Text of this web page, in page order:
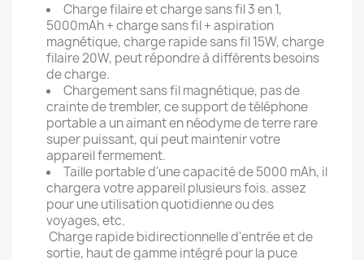
Charge filaire et charge sans fil 3 en 1,
5000mAh + charge sans fil + aspiration
magnétique, charge rapide sans fil 15W, charge
filaire 20W, peut répondre à différents besoins
de charge.
Chargement sans fil magnétique, pas de
crainte de trembler, ce support de téléphone
portable a un aimant en néodyme de terre rare
super puissant, qui peut maintenir votre
appareil fermement.
Taille portable d'une capacité de 5000 mAh, il
chargera votre appareil plusieurs fois. assez
pour une utilisation quotidienne ou des
voyages, etc.
Charge rapide bidirectionnelle d'entrée et de
sortie, haut de gamme intégré pour la puce